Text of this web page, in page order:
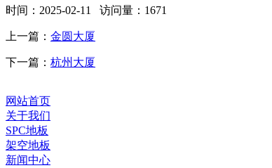
时间：2025-02-11 访问量：1671
上一篇： 金圆大厦
下一篇： 杭州大厦
网站首页
关于我们
SPC地板
架空地板
新闻中心